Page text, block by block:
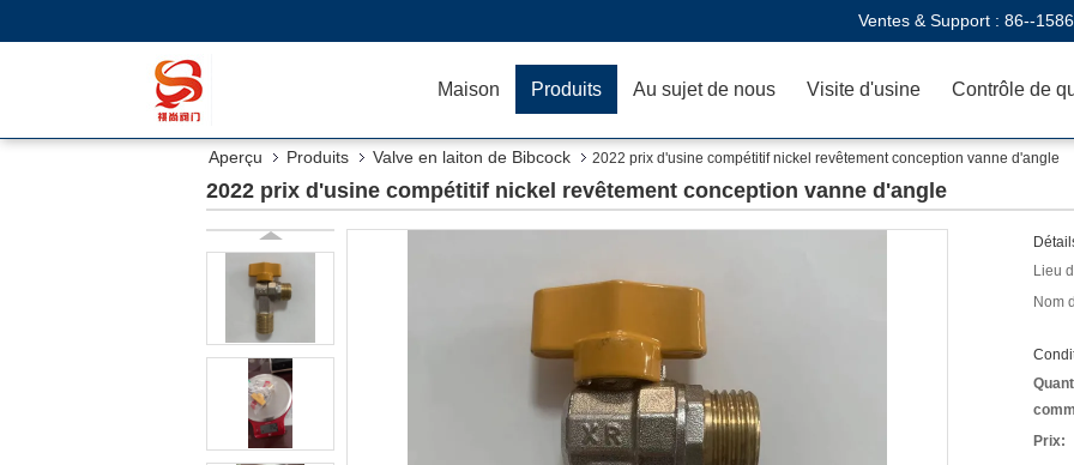
Ventes & Support : 86--
Maison Produits Au sujet de nous Visite d'usine Contrôle de
Aperçu Produits Valve en laiton de Bibcock 2022 prix d'usine compétitif nickel revêtement conception vanne d'angle
2022 prix d'usine compétitif nickel revêtement conception vanne d'angle
Lieu
Nom
Prix: